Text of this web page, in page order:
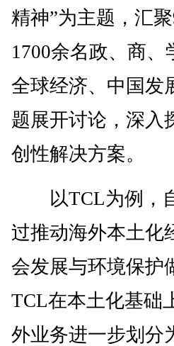
精神”为主题，汇
1700余名政、商
全球经济、中国发
题展开讨论，深入
创性解决方案。
以TCL为例，自
过推动海外本土化
会发展与环境保护
TCL在本土化基础
外业务进一步划分